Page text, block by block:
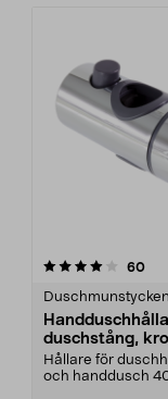
60
duschstång,
Hållare för
och handdusch
4.0 av 5